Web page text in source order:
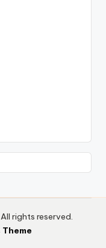
All rights reserved.